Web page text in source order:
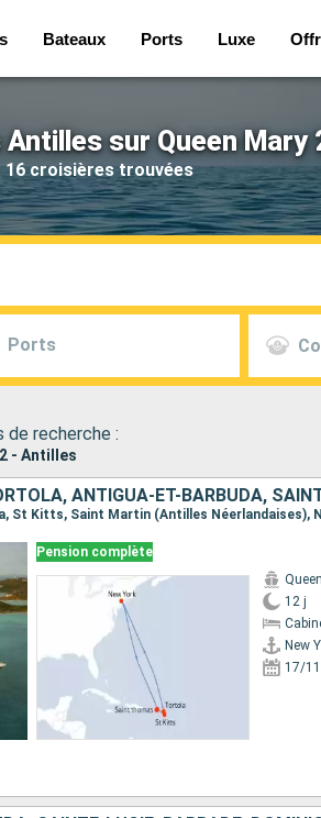
Bateaux Ports Luxe
sur Queen Mary
16 croisières trouvées
Ports
de recherche :
- Antilles
ANTIGUA-ET-BARBUDA,
St Kitts, Saint Martin (Antilles Néerlandaises),
Pension complète
12 j
New
17/